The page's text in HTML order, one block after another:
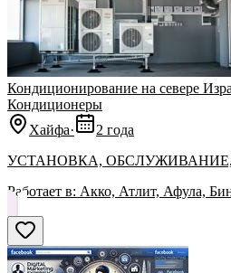
Кондиционирование на севере
Кондиционеры
Хайфа·
2 года
УСТАНОВКА,
Работает в: Акко, Атлит, Афула,